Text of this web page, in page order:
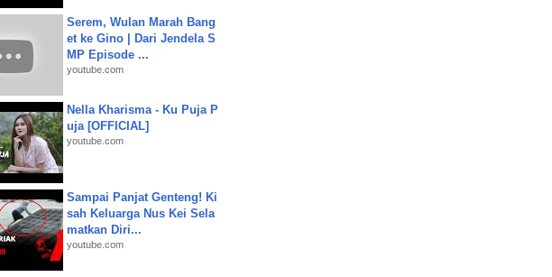
Serem, Wulan Marah Bang
et ke Gino | Dari Jendela S
MP Episode ...
youtube.com
Nella Kharisma - Ku Puja P
uja [OFFICIAL]
youtube.com
Sampai Panjat Genteng! Ki
sah Keluarga Nus Kei Sela
matkan Diri...
youtube.com